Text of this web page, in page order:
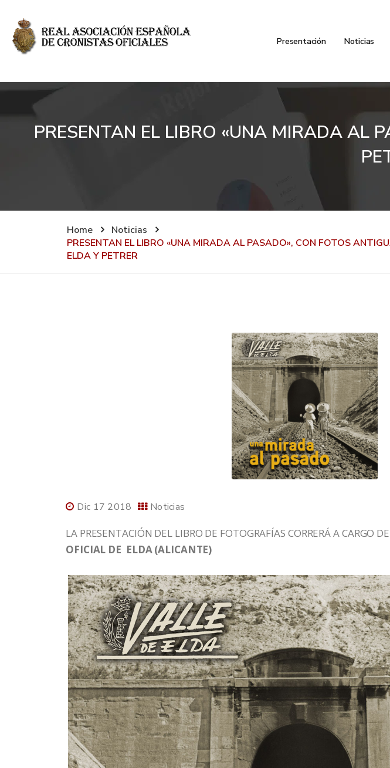
Presentación Noticias
PRESENTAN EL LIBRO «UNA MIRADA AL
Home
Noticias
PRESENTAN EL LIBRO «UNA MIRADA AL PASADO», CON FOTOS
ELDA Y PETRER
Dic 17 2018 Noticias
LA PRESENTACIÓN DEL LIBRO DE FOTOGRAFÍAS CORRERÁ A CARGO DE
OFICIAL DE ELDA (ALICANTE)